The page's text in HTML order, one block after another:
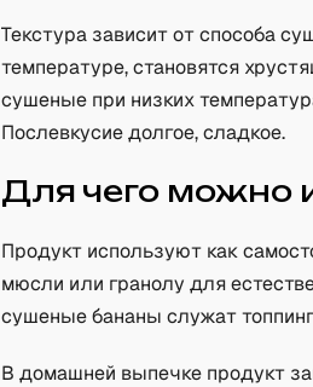
Текстура зависит от способа
температуре, становятся
сушеные при низких
Послевкусие долгое, сладкое.
Для чего можно
Продукт используют как
мюсли или гранолу для
сушеные бананы служат
В домашней выпечке продукт